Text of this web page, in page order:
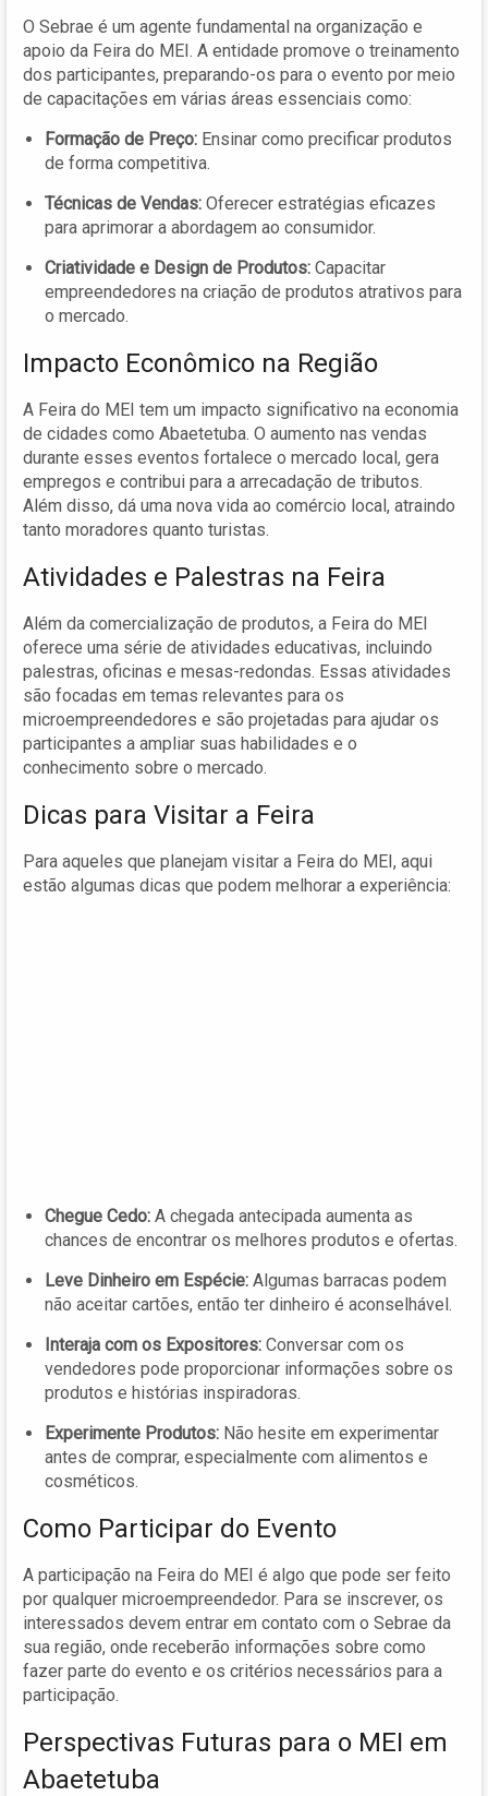
O Sebrae é um agente fundamental na organização e
apoio da Feira do MEI. A entidade promove o treinamento
dos participantes, preparando-os para o evento por meio
de capacitações em várias áreas essenciais como:
Formação de Preço: Ensinar como precificar produtos
de forma competitiva.
Técnicas de Vendas: Oferecer estratégias eficazes
para aprimorar a abordagem ao consumidor.
Criatividade e Design de Produtos: Capacitar
empreendedores na criação de produtos atrativos para
o mercado.
Impacto Econômico na Região
A Feira do MEI tem um impacto significativo na economia
de cidades como Abaetetuba. O aumento nas vendas
durante esses eventos fortalece o mercado local, gera
empregos e contribui para a arrecadação de tributos.
Além disso, dá uma nova vida ao comércio local, atraindo
tanto moradores quanto turistas.
Atividades e Palestras na Feira
Além da comercialização de produtos, a Feira do MEI
oferece uma série de atividades educativas, incluindo
palestras, oficinas e mesas-redondas. Essas atividades
são focadas em temas relevantes para os
microempreendedores e são projetadas para ajudar os
participantes a ampliar suas habilidades e o
conhecimento sobre o mercado.
Dicas para Visitar a Feira
Para aqueles que planejam visitar a Feira do MEI, aqui
estão algumas dicas que podem melhorar a experiência:
Chegue Cedo: A chegada antecipada aumenta as
chances de encontrar os melhores produtos e ofertas.
Leve Dinheiro em Espécie: Algumas barracas podem
não aceitar cartões, então ter dinheiro é aconselhável.
Interaja com os Expositores: Conversar com os
vendedores pode proporcionar informações sobre os
produtos e histórias inspiradoras.
Experimente Produtos: Não hesite em experimentar
antes de comprar, especialmente com alimentos e
cosméticos.
Como Participar do Evento
A participação na Feira do MEI é algo que pode ser feito
por qualquer microempreendedor. Para se inscrever, os
interessados devem entrar em contato com o Sebrae da
sua região, onde receberão informações sobre como
fazer parte do evento e os critérios necessários para a
participação.
Perspectivas Futuras para o MEI em
Abaetetuba